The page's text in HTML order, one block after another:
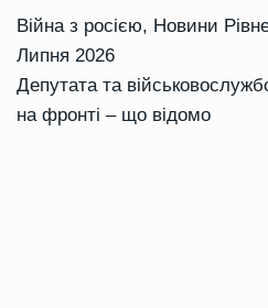
Війна з росією, Новини
Липня 2026
Депутата та
на фронті – що відомо